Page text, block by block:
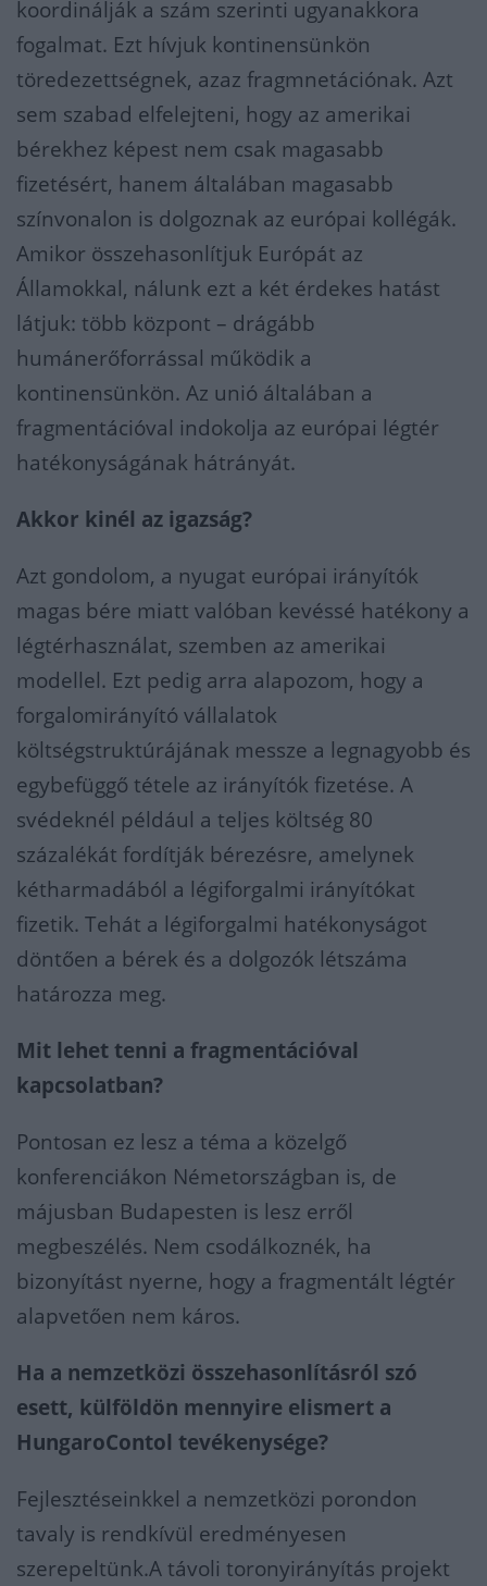
koordinálják a szám szerinti ugyanakkora
fogalmat. Ezt hívjuk kontinensünkön
töredezettségnek, azaz fragmnetációnak. Azt
sem szabad elfelejteni, hogy az amerikai
bérekhez képest nem csak magasabb
fizetésért, hanem általában magasabb
színvonalon is dolgoznak az európai kollégák.
Amikor összehasonlítjuk Európát az
Államokkal, nálunk ezt a két érdekes hatást
látjuk: több központ – drágább
humánerőforrással működik a
kontinensünkön. Az unió általában a
fragmentációval indokolja az európai légtér
hatékonyságának hátrányát.
Akkor kinél az igazság?
Azt gondolom, a nyugat európai irányítók
magas bére miatt valóban kevéssé hatékony a
légtérhasználat, szemben az amerikai
modellel. Ezt pedig arra alapozom, hogy a
forgalomirányító vállalatok
költségstruktúrájának messze a legnagyobb és
egybefüggő tétele az irányítók fizetése. A
svédeknél például a teljes költség 80
százalékát fordítják bérezésre, amelynek
kétharmadából a légiforgalmi irányítókat
fizetik. Tehát a légiforgalmi hatékonyságot
döntően a bérek és a dolgozók létszáma
határozza meg.
Mit lehet tenni a fragmentációval
kapcsolatban?
Pontosan ez lesz a téma a közelgő
konferenciákon Németországban is, de
májusban Budapesten is lesz erről
megbeszélés. Nem csodálkoznék, ha
bizonyítást nyerne, hogy a fragmentált légtér
alapvetően nem káros.
Ha a nemzetközi összehasonlításról szó
esett, külföldön mennyire elismert a
HungaroContol tevékenysége?
Fejlesztéseinkkel a nemzetközi porondon
tavaly is rendkívül eredményesen
szerepeltünk.A távoli toronyirányítás projekt